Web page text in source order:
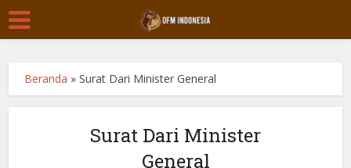
Beranda »Surat Dari Minister General
Surat Dari Minister
General